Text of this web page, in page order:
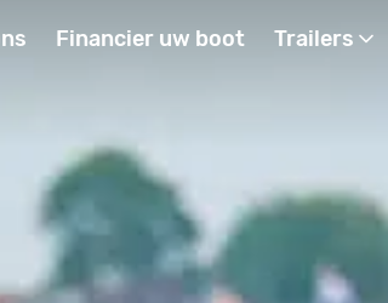
Financier uw boot Trailers